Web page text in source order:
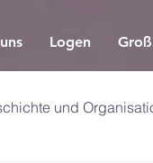
Logen
und